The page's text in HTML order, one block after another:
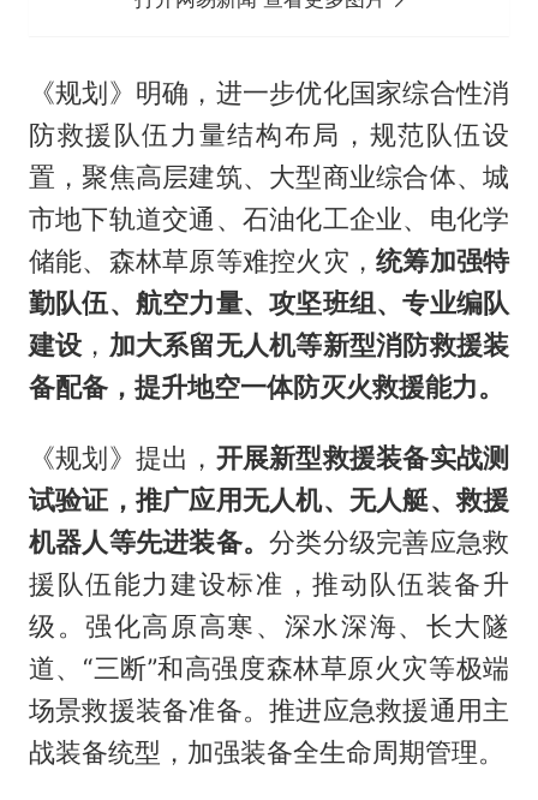
《规划》明确，进一步优化国家综合性消
防救援队伍力量结构布局，规范队伍设
置，聚焦高层建筑、大型商业综合体、城
市地下轨道交通、石油化工企业、电化学
储能、森林草原等难控火灾，统筹加强特
勤队伍、航空力量、攻坚班组、专业编队
建设 ， 加大系留无人机等新型消防救援装
备配备，提升地空一体防灭火救援能力。
《规划》提出， 开展新型救援装备实战测
试验证，推广应用无人机、无人艇、救援
机器人等先进装备。分类分级完善应急救
援队伍能力建设标准，推动队伍装备升
级。强化高原高寒、深水深海、长大隧
道、“三断”和高强度森林草原火灾等极端
场景救援装备准备。推进应急救援通用主
战装备统型，加强装备全生命周期管理。